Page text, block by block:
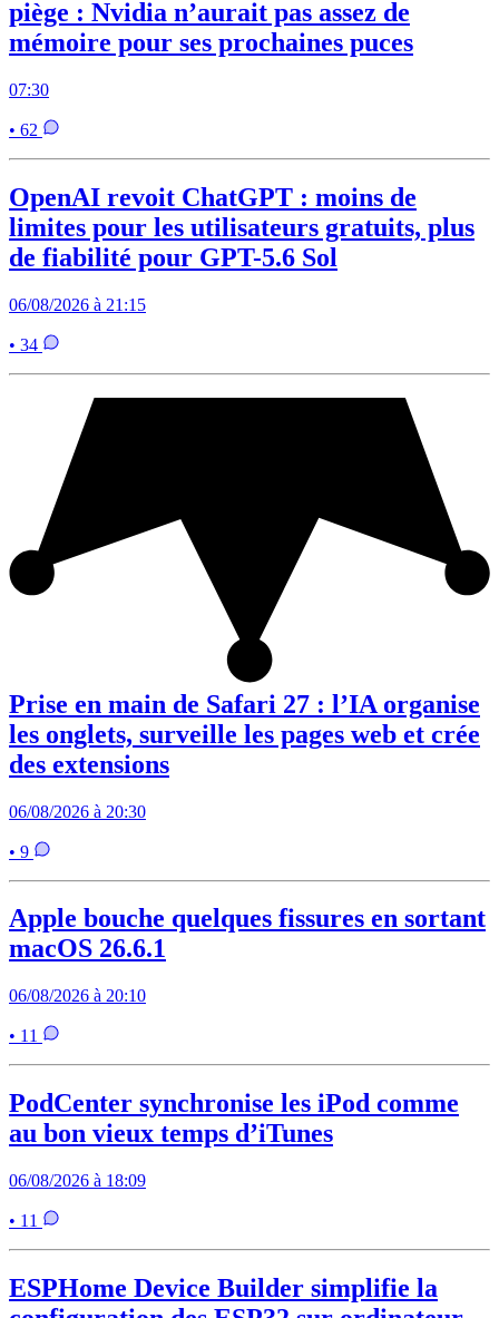
piège : Nvidia n’aurait pas assez de
mémoire pour ses prochaines puces
07:30
• 62
OpenAI revoit ChatGPT : moins de
limites pour les utilisateurs gratuits, plus
de fiabilité pour GPT-5.6 Sol
06/08/2026 à 21:15
• 34
Prise en main de Safari 27 : l’IA organise
les onglets, surveille les pages web et crée
des extensions
06/08/2026 à 20:30
• 9
Apple bouche quelques fissures en sortant
macOS 26.6.1
06/08/2026 à 20:10
• 11
PodCenter synchronise les iPod comme
au bon vieux temps d’iTunes
06/08/2026 à 18:09
• 11
ESPHome Device Builder simplifie la